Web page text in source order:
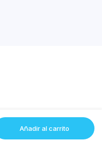
Añadir al carrito